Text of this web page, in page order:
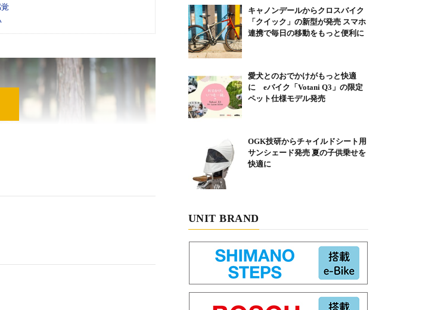
キャノンデールからクロスバイク
「クイック」の新型が発売 スマホ
連携で毎日の移動をもっと便利に
愛犬とのおでかけがもっと快適
に eバイク「Votani Q3」の限定
ペット仕様モデル発売
OGK技研からチャイルドシート用
サンシェード発売 夏の子供乗せを
快適に
UNIT BRAND